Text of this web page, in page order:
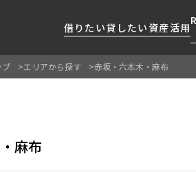
借りたい貸したい 資産活用
介します
ます
ます
プ エリアから探す 赤坂・六本木・麻布
麻布